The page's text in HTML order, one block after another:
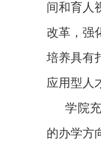
间和育人
改革，强
培养具有
应用型人
学院
的办学方